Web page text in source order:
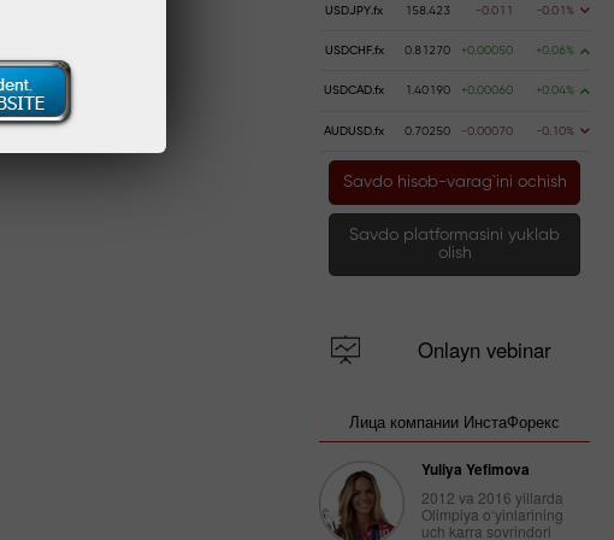
USDJPY.fx 158.423 -0.011 -0.01%
USDCHF.fx 0.81270 +0.00050 +0.06%
USDCAD.fx 1.40190 +0.00060 +0.04%
AUDUSD.fx 0.70250 -0.00070 -0.10%
Savdo hisob-varag`ini ochish
Savdo platformasini yuklab
olish
Onlayn vebinar
Лица компании ИнстаФорекс
Yuliya Yefimova
2012 va 2016 yillarda
Olimpiya o‘yinlarining
uch karra sovrindori